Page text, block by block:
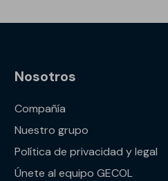
Nosotros
Compañía
Nuestro grupo
Política de privacidad y legal
Únete al equipo GECOL